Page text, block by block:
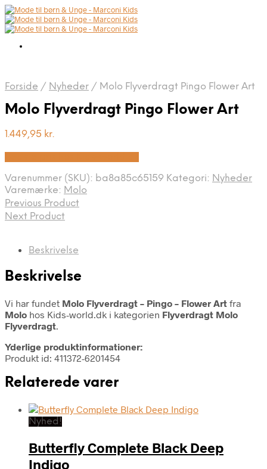
Forside / Nyheder / Molo Flyverdragt Pingo Flower Art
Molo Flyverdragt Pingo Flower Art
1.449,95 kr.
Varenummer (SKU): ba8a85c65159 Kategori: Nyheder
Varemærke: Molo
Previous Product
Next Product
Beskrivelse
Beskrivelse
Vi har fundet Molo Flyverdragt – Pingo – Flower Art fra
Molo hos Kids-world.dk i kategorien Flyverdragt Molo
Flyverdragt.
Yderlige produktinformationer:
Produkt id: 411372-6201454
Relaterede varer
Nyhed!
Butterfly Complete Black Deep
Indigo